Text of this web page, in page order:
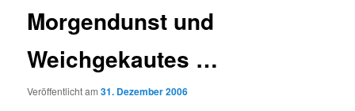
Morgendunst und
Weichgekautes …
Veröffentlicht am31. Dezember 2006